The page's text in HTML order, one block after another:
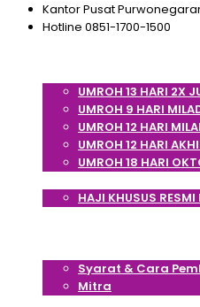
Kantor Pusat
Hotline 0851-1700-1500
UMROH 13 HARI 2X
UMROH 9 HARI
UMROH 12 HARI
UMROH 12 HARI
UMROH 18 HARI
HAJI KHUSUS RESMI
Syarat & Cara
Mitra